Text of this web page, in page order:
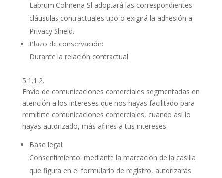
Labrum Colmena Sl adoptará las correspondientes
cláusulas contractuales tipo o exigirá la adhesión a
Privacy Shield.
Plazo de conservación:
Durante la relación contractual
5.1.1.2.
Envío de comunicaciones comerciales segmentadas en
atención a los intereses que nos hayas facilitado para
remitirte comunicaciones comerciales, cuando así lo
hayas autorizado, más afines a tus intereses.
Base legal:
Consentimiento: mediante la marcación de la casilla
que figura en el formulario de registro, autorizarás